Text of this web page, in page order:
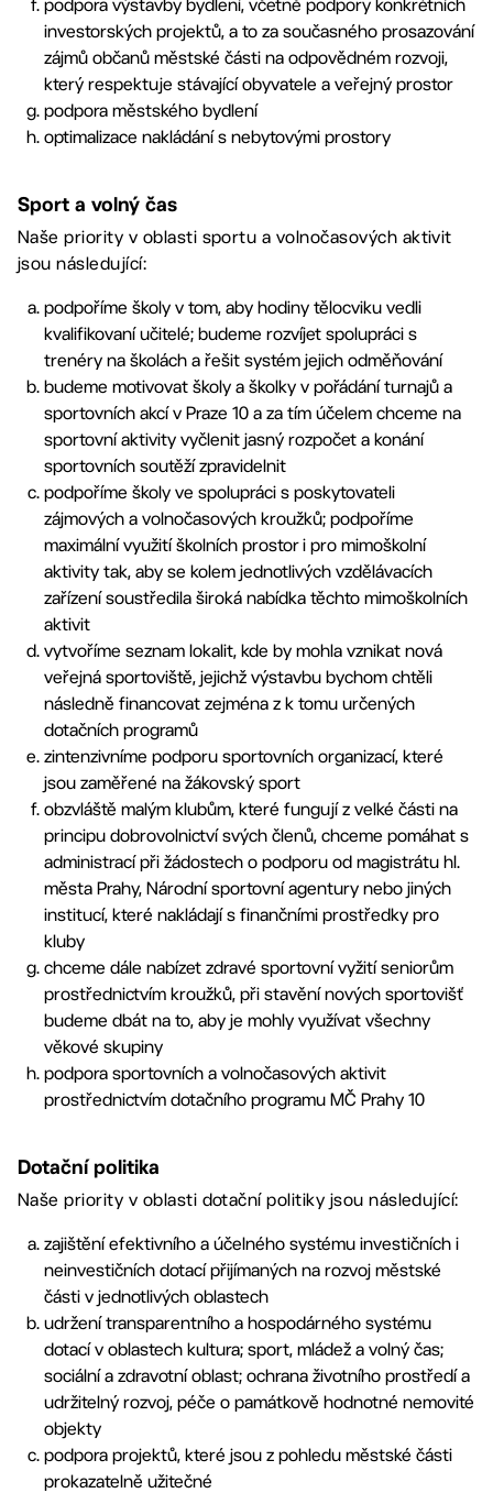
podpora výstavby bydlení, včetně podpory konkrétních
investorských projektů, a to za současného prosazování
zájmů občanů městské části na odpovědném rozvoji,
který respektuje stávající obyvatele a veřejný prostor
podpora městského bydlení
optimalizace nakládání s nebytovými prostory
Sport a volný čas
Naše priority v oblasti sportu a volnočasových aktivit
jsou následující:
podpoříme školy v tom, aby hodiny tělocviku vedli
kvalifikovaní učitelé; budeme rozvíjet spolupráci s
trenéry na školách a řešit systém jejich odměňování
budeme motivovat školy a školky v pořádání turnajů a
sportovních akcí v Praze 10 a za tím účelem chceme na
sportovní aktivity vyčlenit jasný rozpočet a konání
sportovních soutěží zpravidelnit
podpoříme školy ve spolupráci s poskytovateli
zájmových a volnočasových kroužků; podpoříme
maximální využití školních prostor i pro mimoškolní
aktivity tak, aby se kolem jednotlivých vzdělávacích
zařízení soustředila široká nabídka těchto mimoškolních
aktivit
vytvoříme seznam lokalit, kde by mohla vznikat nová
veřejná sportoviště, jejichž výstavbu bychom chtěli
následně financovat zejména z k tomu určených
dotačních programů
zintenzivníme podporu sportovních organizací, které
jsou zaměřené na žákovský sport
obzvláště malým klubům, které fungují z velké části na
principu dobrovolnictví svých členů, chceme pomáhat s
administrací při žádostech o podporu od magistrátu hl.
města Prahy, Národní sportovní agentury nebo jiných
institucí, které nakládají s finančními prostředky pro
kluby
chceme dále nabízet zdravé sportovní vyžití seniorům
prostřednictvím kroužků, při stavění nových sportovišť
budeme dbát na to, aby je mohly využívat všechny
věkové skupiny
podpora sportovních a volnočasových aktivit
prostřednictvím dotačního programu MČ Prahy 10
Dotační politika
Naše priority v oblasti dotační politiky jsou následující:
zajištění efektivního a účelného systému investičních i
neinvestičních dotací přijímaných na rozvoj městské
části v jednotlivých oblastech
udržení transparentního a hospodárného systému
dotací v oblastech kultura; sport, mládež a volný čas;
sociální a zdravotní oblast; ochrana životního prostředí a
udržitelný rozvoj, péče o památkově hodnotné nemovité
objekty
podpora projektů, které jsou z pohledu městské části
prokazatelně užitečné